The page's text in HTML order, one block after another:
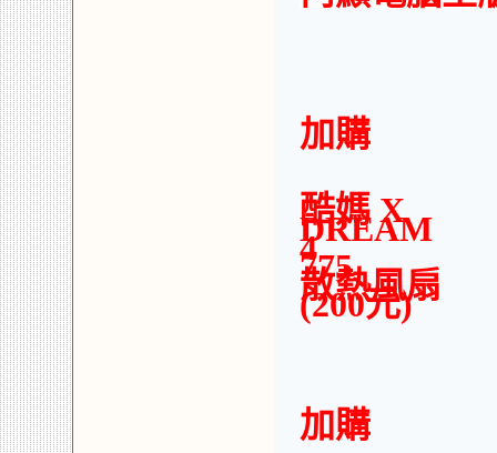
加購
酷媽 X
DREAM
4
775
散熱
(200元)
加購